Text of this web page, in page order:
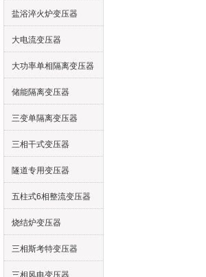
盐浴淬火炉变压器
大电流变压器
大功率单相隔离变压器
储能隔离变压器
三变单隔离变压器
三相干式变压器
隧道专用变压器
五柱式6相整流变压器
烧结炉变压器
三相斯考特变压器
三相风电变压器